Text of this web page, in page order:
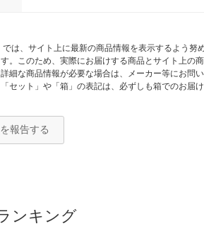
は、サイト上に最新の商品情報を表示するよう
。このため、実際にお届けする商品とサイト上
細な商品情報が必要な場合は、メーカー等にお問い
セット」や「箱」の表記は、必ずしも箱でのお
報告する
ンキング